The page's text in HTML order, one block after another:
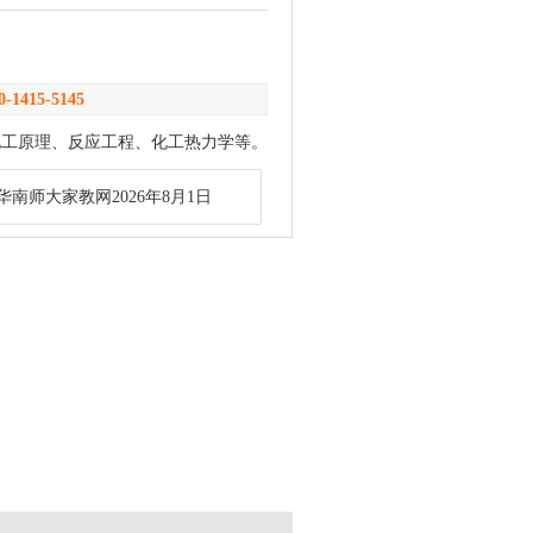
1415-5145
原理、反应工程、化工热力学等。
南师大家教网2026年8月1日